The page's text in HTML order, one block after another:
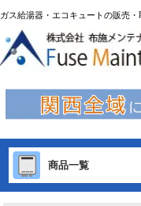
ガス給湯器・エコキュートの販売
商品一覧